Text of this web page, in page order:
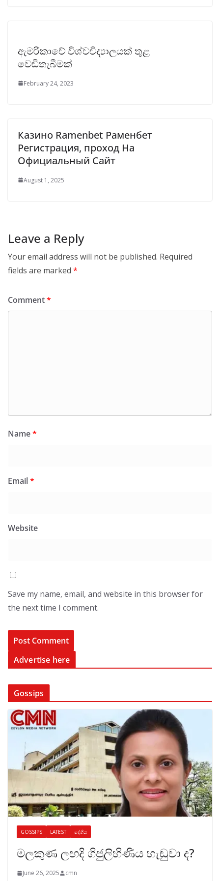
ඇමරිකාවේ විශ්වවිද්‍යාලයක් තුළ
වෙඩිතැබීමක්
February 24, 2023
Казино Ramenbet Раменбет
Регистрация, проход На
Официальный Сайт
August 1, 2025
Leave a Reply
Your email address will not be published. Required
fields are marked *
Comment*
Name*
Email*
Website
Save my name, email, and website in this browser for
the next time I comment.
Advertise here
Gossips
GOSSIPS LATEST දේශීය
මලකුණ ලඟදි ගිජුලිහිණිය හැඬුවා ද?
June 26, 2025 cmn